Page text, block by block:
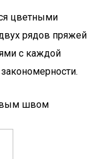
цветными
рядов пряжей
с каждой